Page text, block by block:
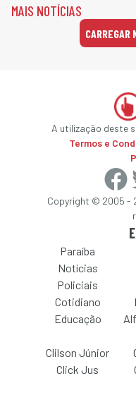
MAIS NOTÍCIAS
A utilização deste
Termos e
Copyright © 2005 -
Paraíba
Notícias
Policiais
Cotidiano
Educação
Clilson Júnior
Click Jus